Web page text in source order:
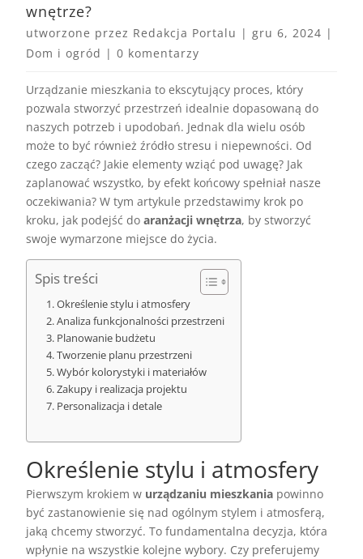
wnętrze?
utworzone przez Redakcja Portalu |gru 6, 2024 |
Dom i ogród |0 komentarzy
Urządzanie mieszkania to ekscytujący proces, który
pozwala stworzyć przestrzeń idealnie dopasowaną do
naszych potrzeb i upodobań. Jednak dla wielu osób
może to być również źródło stresu i niepewności. Od
czego zacząć? Jakie elementy wziąć pod uwagę? Jak
zaplanować wszystko, by efekt końcowy spełniał nasze
oczekiwania? W tym artykule przedstawimy krok po
kroku, jak podejść doaranżacji wnętrza, by stworzyć
swoje wymarzone miejsce do życia.
Spis treści
Określenie stylu i atmosfery
Analiza funkcjonalności przestrzeni
Planowanie budżetu
Tworzenie planu przestrzeni
Wybór kolorystyki i materiałów
Zakupy i realizacja projektu
Personalizacja i detale
Określenie stylu i atmosfery
Pierwszym krokiem w urządzaniu mieszkania powinno
być zastanowienie się nad ogólnym stylem i atmosferą,
jaką chcemy stworzyć. To fundamentalna decyzja, która
wpłynie na wszystkie kolejne wybory. Czy preferujemy